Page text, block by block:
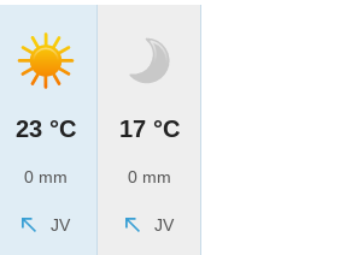
23 °C
0 mm
JV
17 °C
0 mm
JV